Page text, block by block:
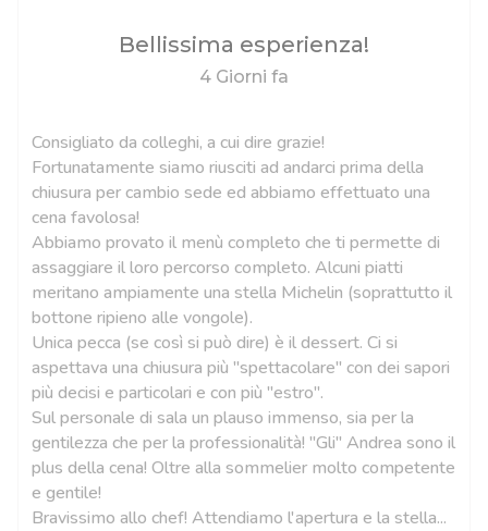
Bellissima esperienza!
4 Giorni fa
Consigliato da colleghi, a cui dire grazie!
Fortunatamente siamo riusciti ad andarci prima della
chiusura per cambio sede ed abbiamo effettuato una
cena favolosa!
Abbiamo provato il menù completo che ti permette di
assaggiare il loro percorso completo. Alcuni piatti
meritano ampiamente una stella Michelin (soprattutto il
bottone ripieno alle vongole).
Unica pecca (se così si può dire) è il dessert. Ci si
aspettava una chiusura più "spettacolare" con dei sapori
più decisi e particolari e con più "estro".
Sul personale di sala un plauso immenso, sia per la
gentilezza che per la professionalità! "Gli" Andrea sono il
plus della cena! Oltre alla sommelier molto competente
e gentile!
Bravissimo allo chef! Attendiamo l'apertura e la stella...